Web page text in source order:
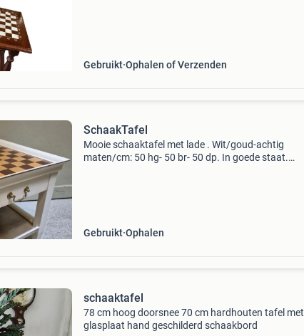
Gebruikt Ophalen of Verzenden
SchaakTafel
Mooie schaaktafel met lade . Wit/goud-achtig
maten/cm: 50 hg- 50 br- 50 dp. In goede staat.
Gebruikt Ophalen
schaaktafel
78 cm hoog doorsnee 70 cm hardhouten tafel met
glasplaat hand geschilderd schaakbord